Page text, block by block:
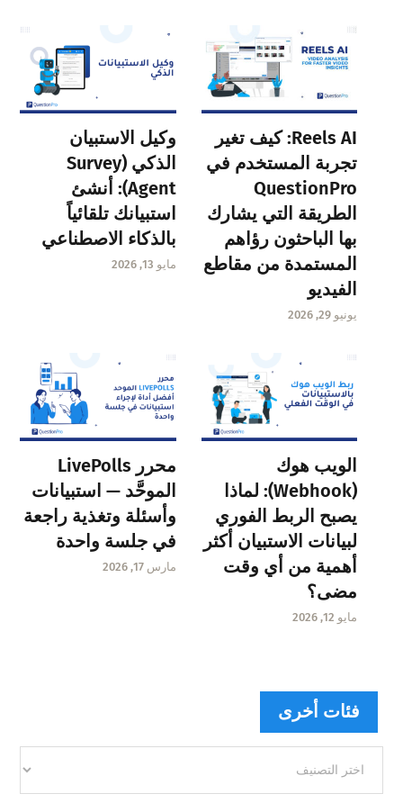
Reels AI: كيف تغير
تجربة المستخدم في
QuestionPro
الطريقة التي يشارك
بها الباحثون رؤاهم
المستمدة من مقاطع
الفيديو
يونيو 29, 2026
وكيل الاستبيان
الذكي (Survey
Agent): أنشئ
استبيانك تلقائياً
بالذكاء الاصطناعي
مايو 13, 2026
الويب هوك
(Webhook): لماذا
يصبح الربط الفوري
لبيانات الاستبيان أكثر
أهمية من أي وقت
مضى؟
مايو 12, 2026
محرر LivePolls
الموحَّد — استبيانات
وأسئلة وتغذية راجعة
في جلسة واحدة
مارس 17, 2026
فئات أخرى
أخرى